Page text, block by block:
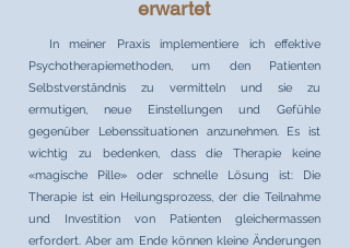
erwartet
In meiner Praxis implementiere ich effektive
Psychotherapiemethoden, um den Patienten
Selbstverständnis zu vermitteln und sie zu
ermutigen, neue Einstellungen und Gefühle
gegenüber Lebenssituationen anzunehmen. Es ist
wichtig zu bedenken, dass die Therapie keine
«magische Pille» oder schnelle Lösung ist: Die
Therapie ist ein Heilungsprozess, der die Teilnahme
und Investition von Patienten gleichermassen
erfordert. Aber am Ende können kleine Änderungen